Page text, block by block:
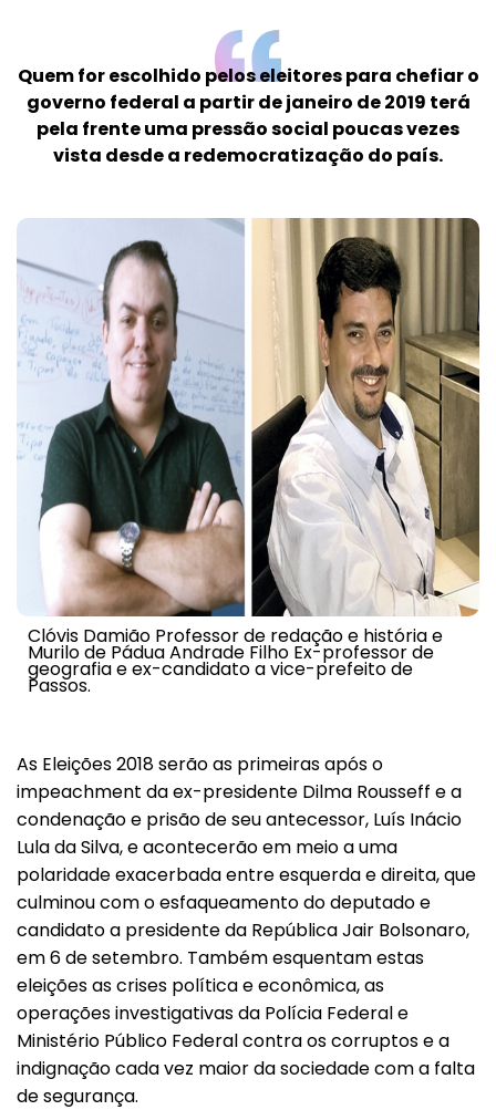
Quem for escolhido pelos eleitores para chefiar o
governo federal a partir de janeiro de 2019 terá
pela frente uma pressão social poucas vezes
vista desde a redemocratização do país.
Clóvis Damião Professor de redação e história e
Murilo de Pádua Andrade Filho Ex-professor de
geografia e ex-candidato a vice-prefeito de
Passos.
As Eleições 2018 serão as primeiras após o
impeachment da ex-presidente Dilma Rousseff e a
condenação e prisão de seu antecessor, Luís Inácio
Lula da Silva, e acontecerão em meio a uma
polaridade exacerbada entre esquerda e direita, que
culminou com o esfaqueamento do deputado e
candidato a presidente da República Jair Bolsonaro,
em 6 de setembro. Também esquentam estas
eleições as crises política e econômica, as
operações investigativas da Polícia Federal e
Ministério Público Federal contra os corruptos e a
indignação cada vez maior da sociedade com a falta
de segurança.